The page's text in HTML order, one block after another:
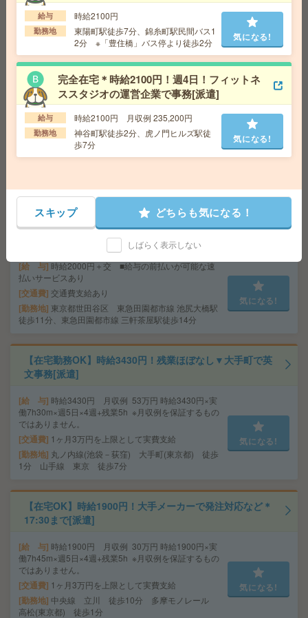
給 与 時給1800円
交通費 交通費支給有り
勤務地 みどりの駅～徒歩20分 ※車通勤・バイク通
気になる!
完全在宅＊時給1900円！週4日＆10-15時半勤務！人材サ
ービス企業で営業事務[派遣]
給 与 時給1900円～2100円＋交 ■給与の前払いが
可能な速払いサービスあり
交通費 交通費支給あり
時給2000円！週4日在宅！17時まで！電話無し！情報サ
ービス会社で給与計算[派遣]
給 与 時給2000円＋交 ■給与の前払いが可能な速
払いサービスあり
交通費 交通費支給あり
勤務地 東京都世田谷区 東急田園都市線 池尻大橋駅
徒歩11分、東急田園都市線 三軒茶屋駅徒歩14分
気になる!
【在宅勤務OK】時給3430円！残業ほぼなし▼大手町で英
文事務[派遣]
給 与 時給3430円 月収例 53万円 時給3430円×実
働7h30m×週5日×4週+残業5h ※月収例を保証するもの
ではありません。
交通費 1ヶ月3万円を上限として実費支給
勤務地 丸ノ内線(池袋－荻窪) 大手町(東京都) 徒歩
1分 山手線 東京 徒歩7分
気になる!
【在宅OK】時給1900円！大手メーカーで発注対応など＊
17:30まで[派遣]
給 与 時給1900円 月収例 30万円 時給1900円×実
働7h45m×週5日×4週+残業5h ※月収例を保証するもの
ではありません。
交通費 1ヶ月3万円を上限として実費支給
勤務地 中央線 立川 徒歩10分 多摩モノレール
高松(東京都) 徒歩1分
気になる!
給与 時給2100円
勤務地
東陽町駅徒歩7分、錦糸町駅民間バス1
2分 ※「豊住橋」バス停より徒歩2分
気になる!
完全在宅＊時給2100円！週4日！フィットネ
ススタジオの運営企業で事務[派遣]
給与 時給2100円 月収例 235,200円
勤務地
神谷町駅徒歩2分、虎ノ門ヒルズ駅徒
歩7分
気になる!
スキップ どちらも気になる！
しばらく表示しない